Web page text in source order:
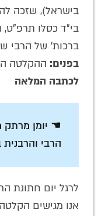
בישראל), שזכה
בי"ד כסלו תרפ"ט,
ברכות' של הרבי
בפנים: ההקלטה
לכתבה המלאה
☚ יומן מרתק
הרבי והרבנית
לרגל יום חתונת
אנו מגישים